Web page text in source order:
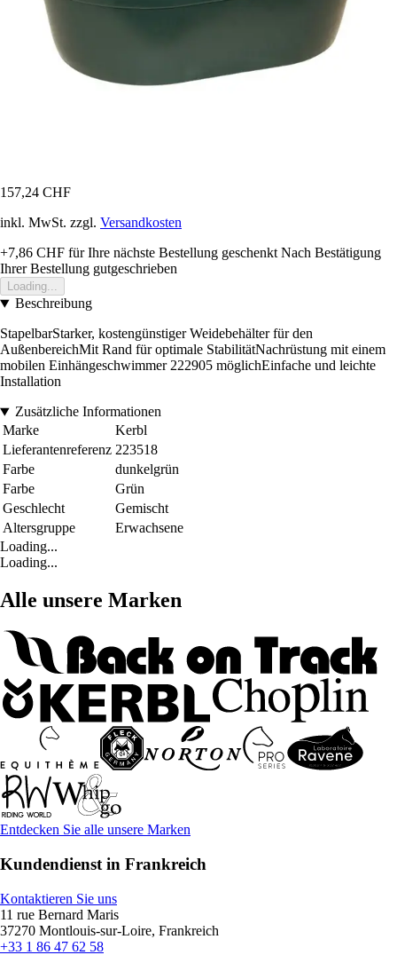
157,24 CHF
inkl. MwSt. zzgl. Versandkosten
+7,86 CHF für Ihre nächste Bestellung geschenkt Nach Bestätigung
Ihrer Bestellung gutgeschrieben
Loading...
Beschreibung
StapelbarStarker, kostengünstiger Weidebehälter für den
AußenbereichMit Rand für optimale StabilitätNachrüstung mit einem
mobilen Einhängeschwimmer 222905 möglichEinfache und leichte
Installation
Zusätzliche Informationen
Marke
Kerbl
Lieferantenreferenz 223518
Farbe
dunkelgrün
Farbe
Grün
Geschlecht
Gemischt
Altersgruppe
Erwachsene
Loading...
Loading...
Alle unsere Marken
Entdecken Sie alle unsere Marken
Kundendienst in Frankreich
Kontaktieren Sie uns
11 rue Bernard Maris
37270 Montlouis-sur-Loire, Frankreich
+33 1 86 47 62 58